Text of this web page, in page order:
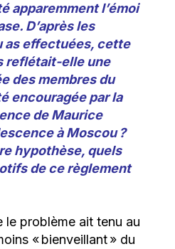
apparemment l’émoi
D’après les
as effectuées, cette
reflétait-elle une
des membres du
encouragée par la
de Maurice
à Moscou ?
hypothèse, quels
de ce règlement
le problème ait tenu au
« bienveillant » du